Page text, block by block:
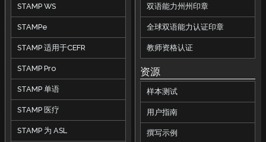
STAMP WS
STAMPe
STAMP 适用于CEFR
STAMP Pro
STAMP 单语
STAMP 医疗
STAMP 为 ASL
双语能力州州印章
全球双语能力认证印章
教师资格认证
资源
样本测试
用户指南
撰写示例